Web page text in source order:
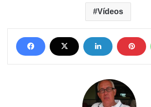
Vídeos